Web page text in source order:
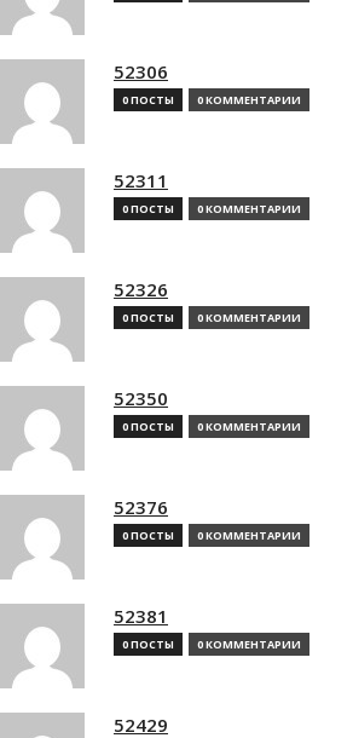
52306
0 ПОСТЫ 0 КОММЕНТАРИИ
52311
0 ПОСТЫ 0 КОММЕНТАРИИ
52326
0 ПОСТЫ 0 КОММЕНТАРИИ
52350
0 ПОСТЫ 0 КОММЕНТАРИИ
52376
0 ПОСТЫ 0 КОММЕНТАРИИ
52381
0 ПОСТЫ 0 КОММЕНТАРИИ
52429